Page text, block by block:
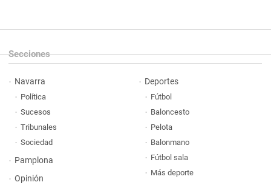
Secciones
Navarra
Política
Sucesos
Tribunales
Sociedad
Pamplona
Opinión
Deportes
Fútbol
Baloncesto
Pelota
Balonmano
Fútbol sala
Más deporte